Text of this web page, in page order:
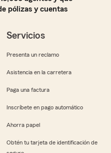
pólizas y cuentas
Servicios
Presenta un reclamo
Asistencia en la carretera
Paga una factura
Inscríbete en pago automático
Ahorra papel
Obtén tu tarjeta de identificación de